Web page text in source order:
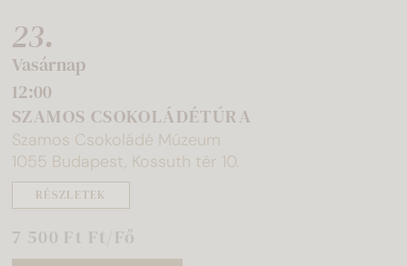
23.
Vasárnap
12:00
SZAMOS CSOKOLÁDÉTÚRA
Szamos Csokoládé Múzeum
1055 Budapest, Kossuth tér 10.
RÉSZLETEK
7 500 Ft Ft/Fő